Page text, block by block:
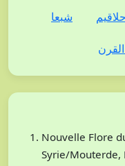
شبعا
Nouvelle Flore
Syrie/Mouterde,